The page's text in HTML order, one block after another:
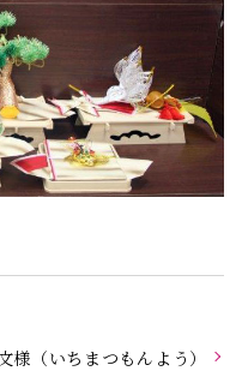
（いちまつもんよう）